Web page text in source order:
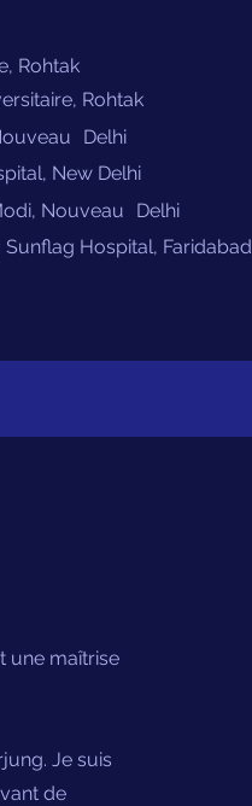
Rohtak
Rohtak
Delhi
New Delhi
Nouveau
Delhi
Hospital, Faridabad
une maîtrise
Je suis
de